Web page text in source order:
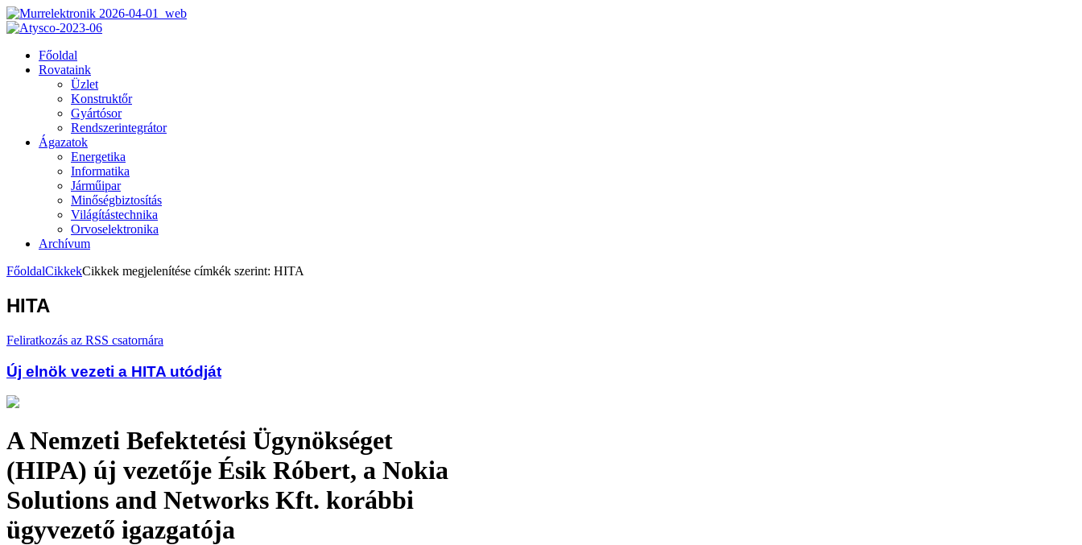
Főoldal
Rovataink
Üzlet
Konstruktőr
Gyártósor
Rendszerintegrátor
Ágazatok
Energetika
Informatika
Járműipar
Minőségbiztosítás
Világítástechnika
Orvoselektronika
Archívum
FőoldalCikkekCikkek megjelenítése címkék szerint: HITA
HITA
Feliratkozás az RSS csatornára
Új elnök vezeti a HITA utódját
A Nemzeti Befektetési Ügynökséget
(HIPA) új vezetője Ésik Róbert, a Nokia
Solutions and Networks Kft. korábbi
ügyvezető igazgatója